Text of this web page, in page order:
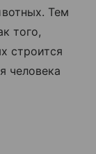
Тем
того,
строится
человека